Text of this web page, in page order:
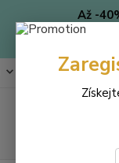
Až -
Kontakty 🎄